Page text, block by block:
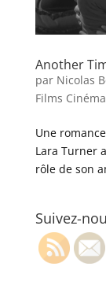
Another
par Nicolas
Films Cinéma
Une
Lara Turner
rôle de son
Suivez-